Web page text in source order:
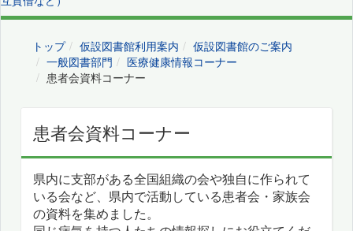
トップ 仮設図書館利用案内
仮設図書館のご案内
一般図書部門
医療健康情報コーナー
患者会資料コーナー
患者会資料コーナー
県内に支部がある全国組織の会や独自に作られて
いる会など、県内で活動している患者会・家族会
の資料を集めました。